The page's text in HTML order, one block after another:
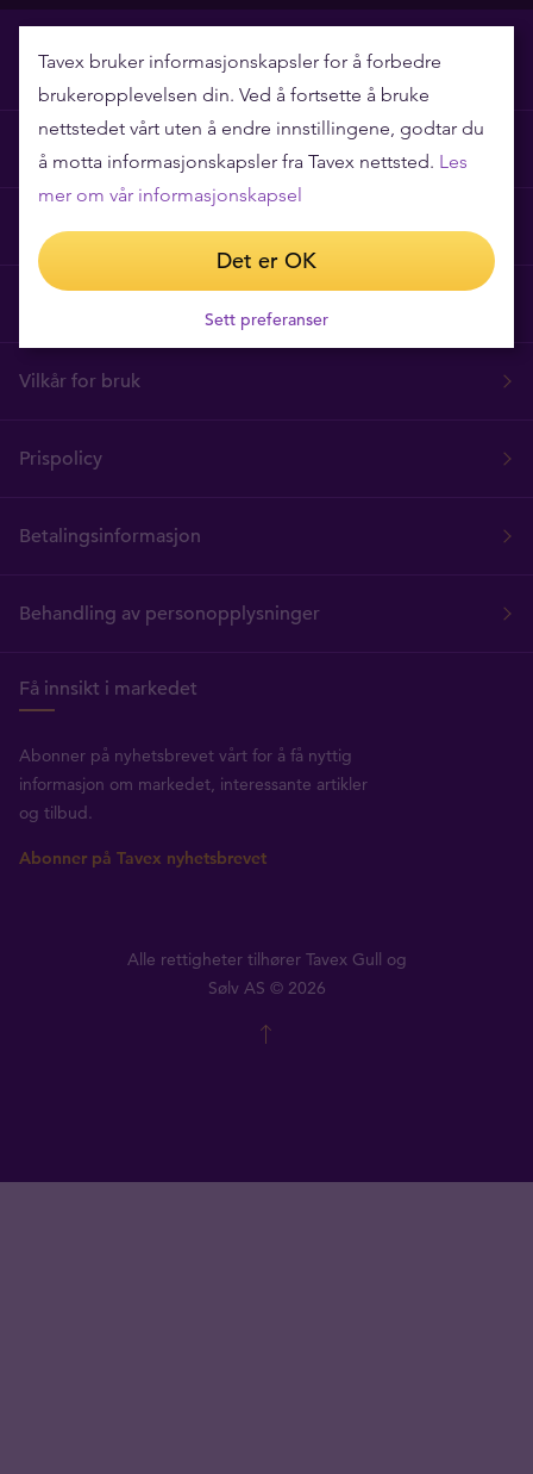
Hvorfor Tavex?
Ofte stilte spørsmål
Vilkår for bruk
Prispolicy
Betalingsinformasjon
Behandling av personopplysninger
Få innsikt i markedet
Abonner på nyhetsbrevet vårt for å få nyttig
informasjon om markedet, interessante artikler
og tilbud.
Abonner på Tavex nyhetsbrevet
Alle rettigheter tilhører Tavex Gull og
Sølv AS © 2026
Tavex bruker informasjonskapsler for å forbedre
brukeropplevelsen din. Ved å fortsette å bruke
nettstedet vårt uten å endre innstillingene, godtar du
å motta informasjonskapsler fra Tavex nettsted. Les
mer om vår informasjonskapsel
Det er OK
Sett preferanser